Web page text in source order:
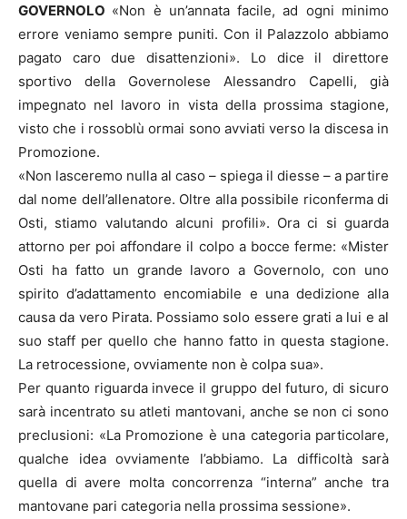
GOVERNOLO «Non è un’annata facile, ad ogni minimo
errore veniamo sempre puniti. Con il Palazzolo abbiamo
pagato caro due disattenzioni». Lo dice il direttore
sportivo della Governolese Alessandro Capelli, già
impegnato nel lavoro in vista della prossima stagione,
visto che i rossoblù ormai sono avviati verso la discesa in
Promozione.
«Non lasceremo nulla al caso – spiega il diesse – a partire
dal nome dell’allenatore. Oltre alla possibile riconferma di
Osti, stiamo valutando alcuni profili». Ora ci si guarda
attorno per poi affondare il colpo a bocce ferme: «Mister
Osti ha fatto un grande lavoro a Governolo, con uno
spirito d’adattamento encomiabile e una dedizione alla
causa da vero Pirata. Possiamo solo essere grati a lui e al
suo staff per quello che hanno fatto in questa stagione.
La retrocessione, ovviamente non è colpa sua».
Per quanto riguarda invece il gruppo del futuro, di sicuro
sarà incentrato su atleti mantovani, anche se non ci sono
preclusioni: «La Promozione è una categoria particolare,
qualche idea ovviamente l’abbiamo. La difficoltà sarà
quella di avere molta concorrenza “interna” anche tra
mantovane pari categoria nella prossima sessione».